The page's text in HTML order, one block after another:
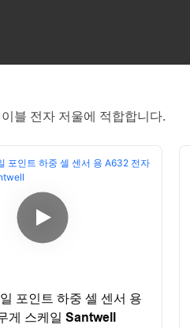
블 전자 저울에 적합합니다.
포인트 하중 셀 센서 용
게 스케일 Santwell